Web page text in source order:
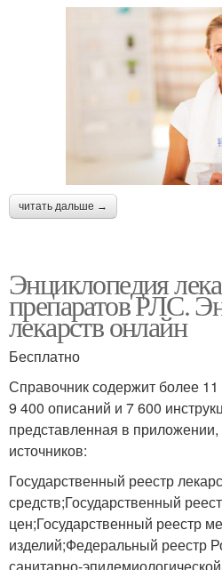
читать дальше →
Энциклопедия
препаратов РЛС.
лекарств онлайн
Бесплатно
Справочник содержит более
9 400 описаний и 7 600
представленная в
источников:
Государственный реестр
средств;Государственный
цен;Государственный реестр
изделий;Федеральный реестр